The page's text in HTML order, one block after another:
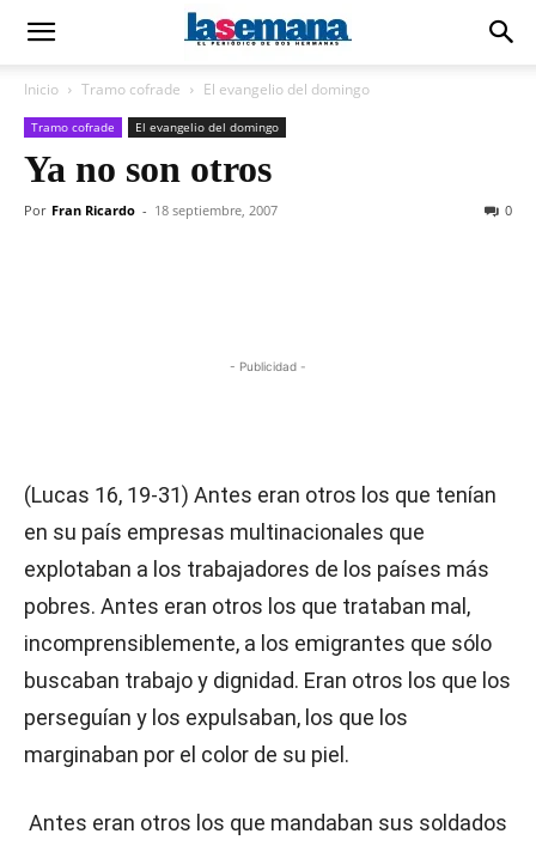
Inicio Tramo cofrade El evangelio del domingo
Tramo cofrade El evangelio del domingo
Ya no son otros
Por Fran Ricardo - 18 septiembre, 2007 0
- Publicidad -
(Lucas 16, 19-31) Antes eran otros los que tenían
en su país empresas multinacionales que
explotaban a los trabajadores de los países más
pobres. Antes eran otros los que trataban mal,
incomprensiblemente, a los emigrantes que sólo
buscaban trabajo y dignidad. Eran otros los que los
perseguían y los expulsaban, los que los
marginaban por el color de su piel.
Antes eran otros los que mandaban sus soldados